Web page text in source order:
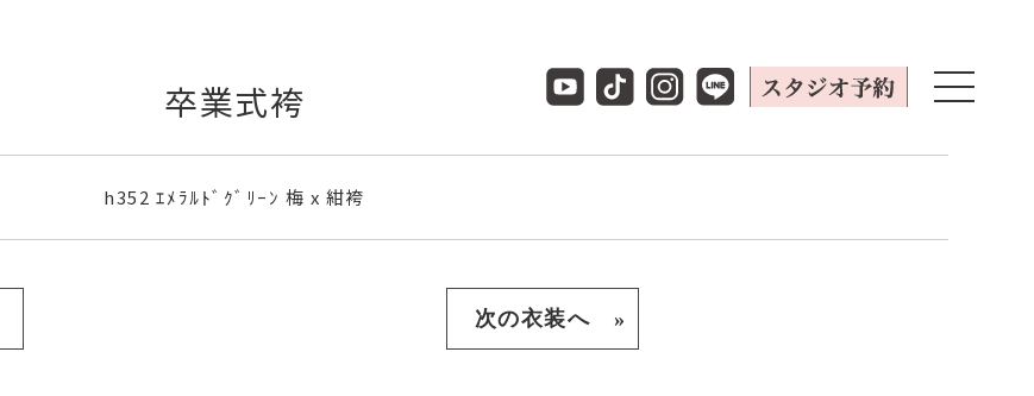
卒業式袴
h352 ｴﾒﾗﾙﾄﾞｸﾞﾘｰﾝ 梅 x 紺袴
次の衣装へ »